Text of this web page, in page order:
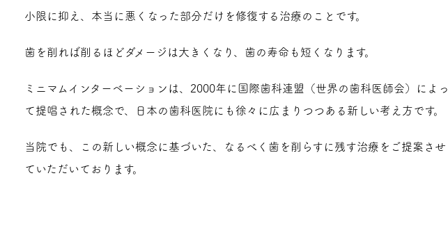
小限に抑え、本当に悪くなった部分だけを修復する治療のことです。
歯を削れば削るほどダメージは大きくなり、歯の寿命も短くなります。
ミニマムインターベーションは、2000年に国際歯科連盟（世界の歯科医師会）によっ
て提唱された概念で、日本の歯科医院にも徐々に広まりつつある新しい考え方です。
当院でも、この新しい概念に基づいた、なるべく歯を削らすに残す治療をご提案させ
ていただいております。